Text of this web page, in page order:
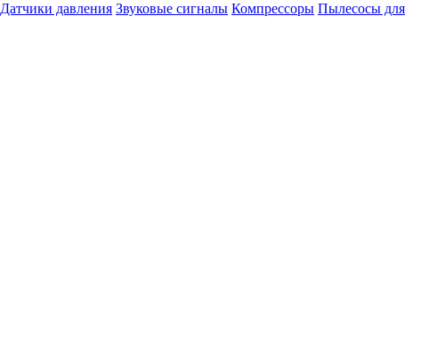
Датчики давления Звуковые сигналы Компрессоры Пылесосы для